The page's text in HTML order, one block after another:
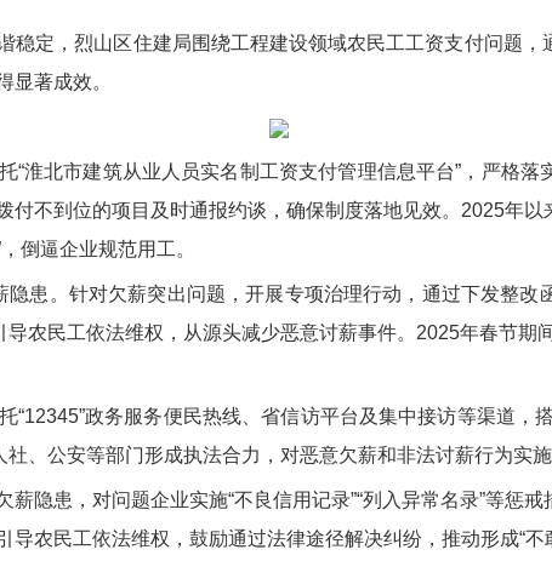
稳定，烈山区住建局围绕工程建设领域农民工工资支付问题
显著成效。
“淮北市建筑从业人员实名制工资支付管理信息平台”，严格
付不到位的项目及时通报约谈，确保制度落地见效。2025年
倒逼企业规范用工。
患。针对欠薪突出问题，开展专项治理行动，通过下发整
导农民工依法维权，从源头减少恶意讨薪事件。2025年春节
“12345”政务服务便民热线、省信访平台及集中接访等渠道，
、公安等部门形成执法合力，对恶意欠薪和非法讨薪行为实
隐患，对问题企业实施“不良信用记录”“列入异常名录”等惩
农民工依法维权，鼓励通过法律途径解决纠纷，推动形成“不